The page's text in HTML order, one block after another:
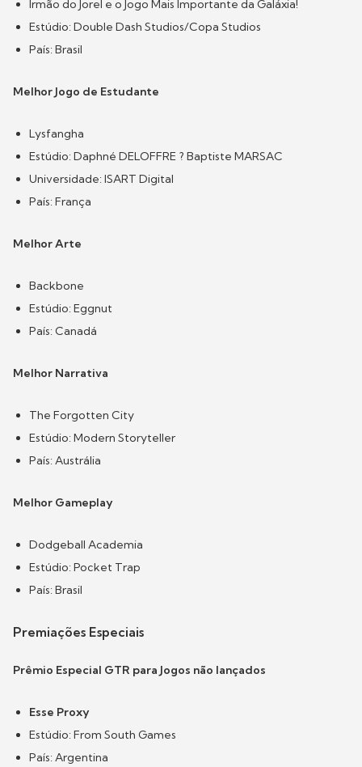
Irmão do Jorel e o Jogo Mais Importante da Galáxia!
Estúdio: Double Dash Studios/Copa Studios
País: Brasil
Melhor Jogo de Estudante
Lysfangha
Estúdio: Daphné DELOFFRE ? Baptiste MARSAC
Universidade: ISART Digital
País: França
Melhor Arte
Backbone
Estúdio: Eggnut
País: Canadá
Melhor Narrativa
The Forgotten City
Estúdio: Modern Storyteller
País: Austrália
Melhor Gameplay
Dodgeball Academia
Estúdio: Pocket Trap
País: Brasil
Premiações Especiais
Prêmio Especial GTR para Jogos não lançados
Esse Proxy
Estúdio: From South Games
País: Argentina